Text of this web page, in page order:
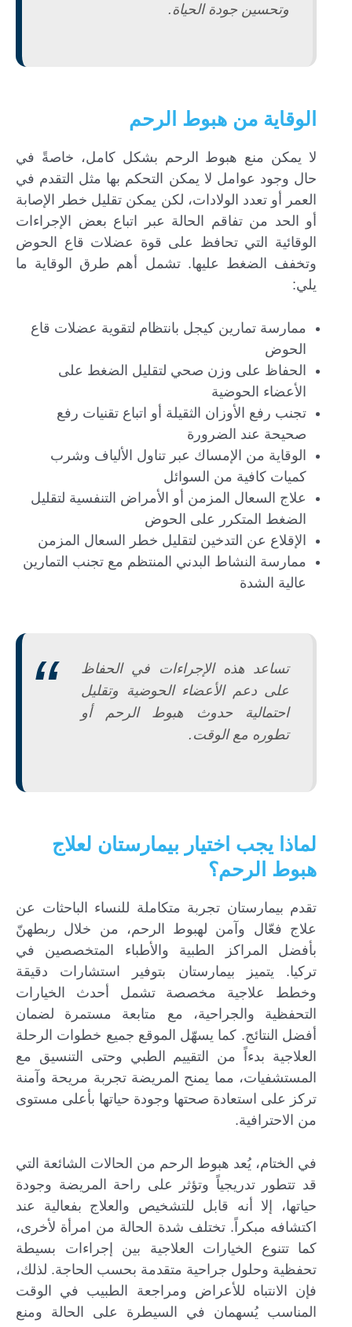
وتحسين جودة الحياة.
الوقاية من هبوط الرحم
لا يمكن منع هبوط الرحم بشكل كامل، خاصةً في
حال وجود عوامل لا يمكن التحكم بها مثل التقدم في
العمر أو تعدد الولادات، لكن يمكن تقليل خطر الإصابة
أو الحد من تفاقم الحالة عبر اتباع بعض الإجراءات
الوقائية التي تحافظ على قوة عضلات قاع الحوض
وتخفف الضغط عليها. تشمل أهم طرق الوقاية ما
يلي:
ممارسة تمارين كيجل بانتظام لتقوية عضلات قاع
الحوض
الحفاظ على وزن صحي لتقليل الضغط على
الأعضاء الحوضية
تجنب رفع الأوزان الثقيلة أو اتباع تقنيات رفع
صحيحة عند الضرورة
الوقاية من الإمساك عبر تناول الألياف وشرب
كميات كافية من السوائل
علاج السعال المزمن أو الأمراض التنفسية لتقليل
الضغط المتكرر على الحوض
الإقلاع عن التدخين لتقليل خطر السعال المزمن
ممارسة النشاط البدني المنتظم مع تجنب التمارين
عالية الشدة
تساعد هذه الإجراءات في الحفاظ
على دعم الأعضاء الحوضية وتقليل
احتمالية حدوث هبوط الرحم أو
تطوره مع الوقت.
لماذا يجب اختيار بيمارستان لعلاج
هبوط الرحم؟
تقدم بيمارستان تجربة متكاملة للنساء الباحثات عن
علاج فعّال وآمن لهبوط الرحم، من خلال ربطهنّ
بأفضل المراكز الطبية والأطباء المتخصصين في
تركيا. يتميز بيمارستان بتوفير استشارات دقيقة
وخطط علاجية مخصصة تشمل أحدث الخيارات
التحفظية والجراحية، مع متابعة مستمرة لضمان
أفضل النتائج. كما يسهّل الموقع جميع خطوات الرحلة
العلاجية بدءاً من التقييم الطبي وحتى التنسيق مع
المستشفيات، مما يمنح المريضة تجربة مريحة وآمنة
تركز على استعادة صحتها وجودة حياتها بأعلى مستوى
من الاحترافية.
في الختام، يُعد هبوط الرحم من الحالات الشائعة التي
قد تتطور تدريجياً وتؤثر على راحة المريضة وجودة
حياتها، إلا أنه قابل للتشخيص والعلاج بفعالية عند
اكتشافه مبكراً. تختلف شدة الحالة من امرأة لأخرى،
كما تتنوع الخيارات العلاجية بين إجراءات بسيطة
تحفظية وحلول جراحية متقدمة بحسب الحاجة. لذلك،
فإن الانتباه للأعراض ومراجعة الطبيب في الوقت
المناسب يُسهمان في السيطرة على الحالة ومنع